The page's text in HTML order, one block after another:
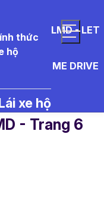
LMD - LET
ME DRIVE
xe hộ
Tức Thuê
- Trang 6​